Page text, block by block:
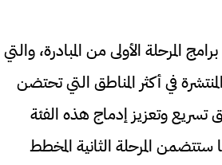
المرحلة الأولى من المبادرة، والتي
في أكثر المناطق التي تحتضن
وتعزيز إدماج هذه الفئة
ستتضمن المرحلة الثانية المخطط